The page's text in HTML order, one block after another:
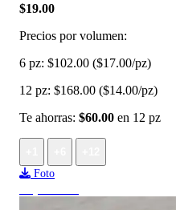
$19.00
Precios por volumen:
6 pz: $102.00 ($17.00/pz)
12 pz: $168.00 ($14.00/pz)
Te ahorras: $60.00 en 12 pz
Foto